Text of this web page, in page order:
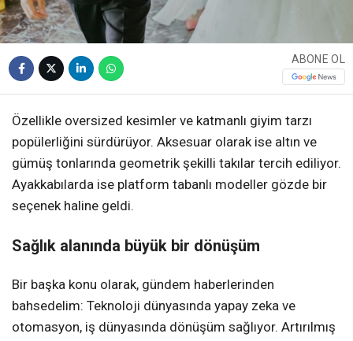
ABONE OL
Özellikle oversized kesimler ve katmanlı giyim tarzı
popülerliğini sürdürüyor. Aksesuar olarak ise altın ve
gümüş tonlarında geometrik şekilli takılar tercih ediliyor.
Ayakkabılarda ise platform tabanlı modeller gözde bir
seçenek haline geldi.
Sağlık alanında büyük bir dönüşüm
Bir başka konu olarak, gündem haberlerinden
bahsedelim: Teknoloji dünyasında yapay zeka ve
otomasyon, iş dünyasında dönüşüm sağlıyor. Artırılmış